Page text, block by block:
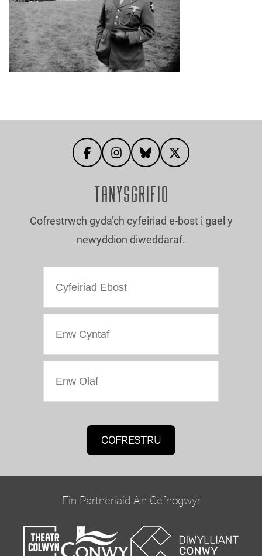
TANYSGRIFIO
Cofrestrwch gyda’ch cyfeiriad e-bost i gael y
newyddion diweddaraf.
Caniatâd Marchnata
Bydd Oriel Colwyn yn defnyddio'r wybodaeth a
Cadarnhewch yr hoffech glywed gennym trwy e-
bost trwy dicio'r blwch isod:
Ein Partneriaid A'n Cefnogwyr